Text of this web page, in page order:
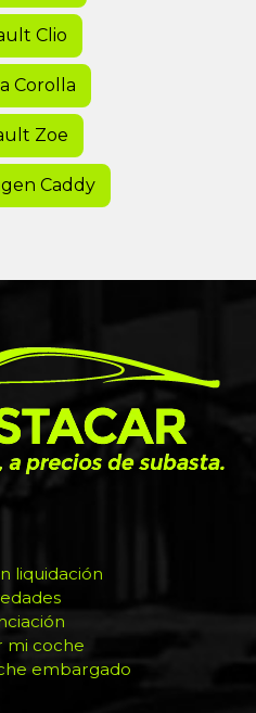
Clio
Corolla
Zoe
Caddy
liquidación
mi coche
embargado